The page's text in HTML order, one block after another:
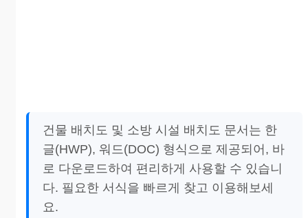
건물 배치도 및 소방 시설 배치도 문서는 한
글(HWP), 워드(DOC) 형식으로 제공되어, 바
로 다운로드하여 편리하게 사용할 수 있습니
다. 필요한 서식을 빠르게 찾고 이용해보세
요.